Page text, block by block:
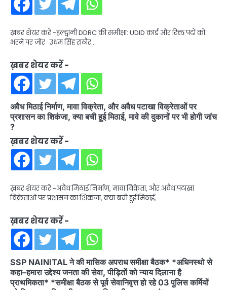
ख़बर शेयर करें -हल्द्वानी DDRC की समीक्षा: UDID कार्ड और रिक्त पदों को
भरने पर जोर उधम सिंह राठौर…
ख़बर शेयर करें -
अवैध मिठाई निर्माण, मावा विक्रेता, और अवैध पटाखा विक्रेताओं पर
प्रशासन का शिकंजा, क्या बची हूई मिठाई, मावे की दुकानों पर भी होगी जांच
?
ख़बर शेयर करें -
ख़बर शेयर करें -अवैध मिठाई निर्माण, मावा विक्रेता, और अवैध पटाखा
विक्रेताओं पर प्रशासन का शिकंजा, क्या बची हूई मिठाई,…
ख़बर शेयर करें -
SSP NAINITAL ने की मासिक अपराध समीक्षा बैठक* *अधिनस्थो से
कहा–हमारा उद्देश्य जनता की सेवा, पीड़ितों को न्याय दिलाना है
प्राथमिकता* *समीक्षा बैठक से पूर्व सेवानिवृत्त हो रहे 03 पुलिस कर्मियों